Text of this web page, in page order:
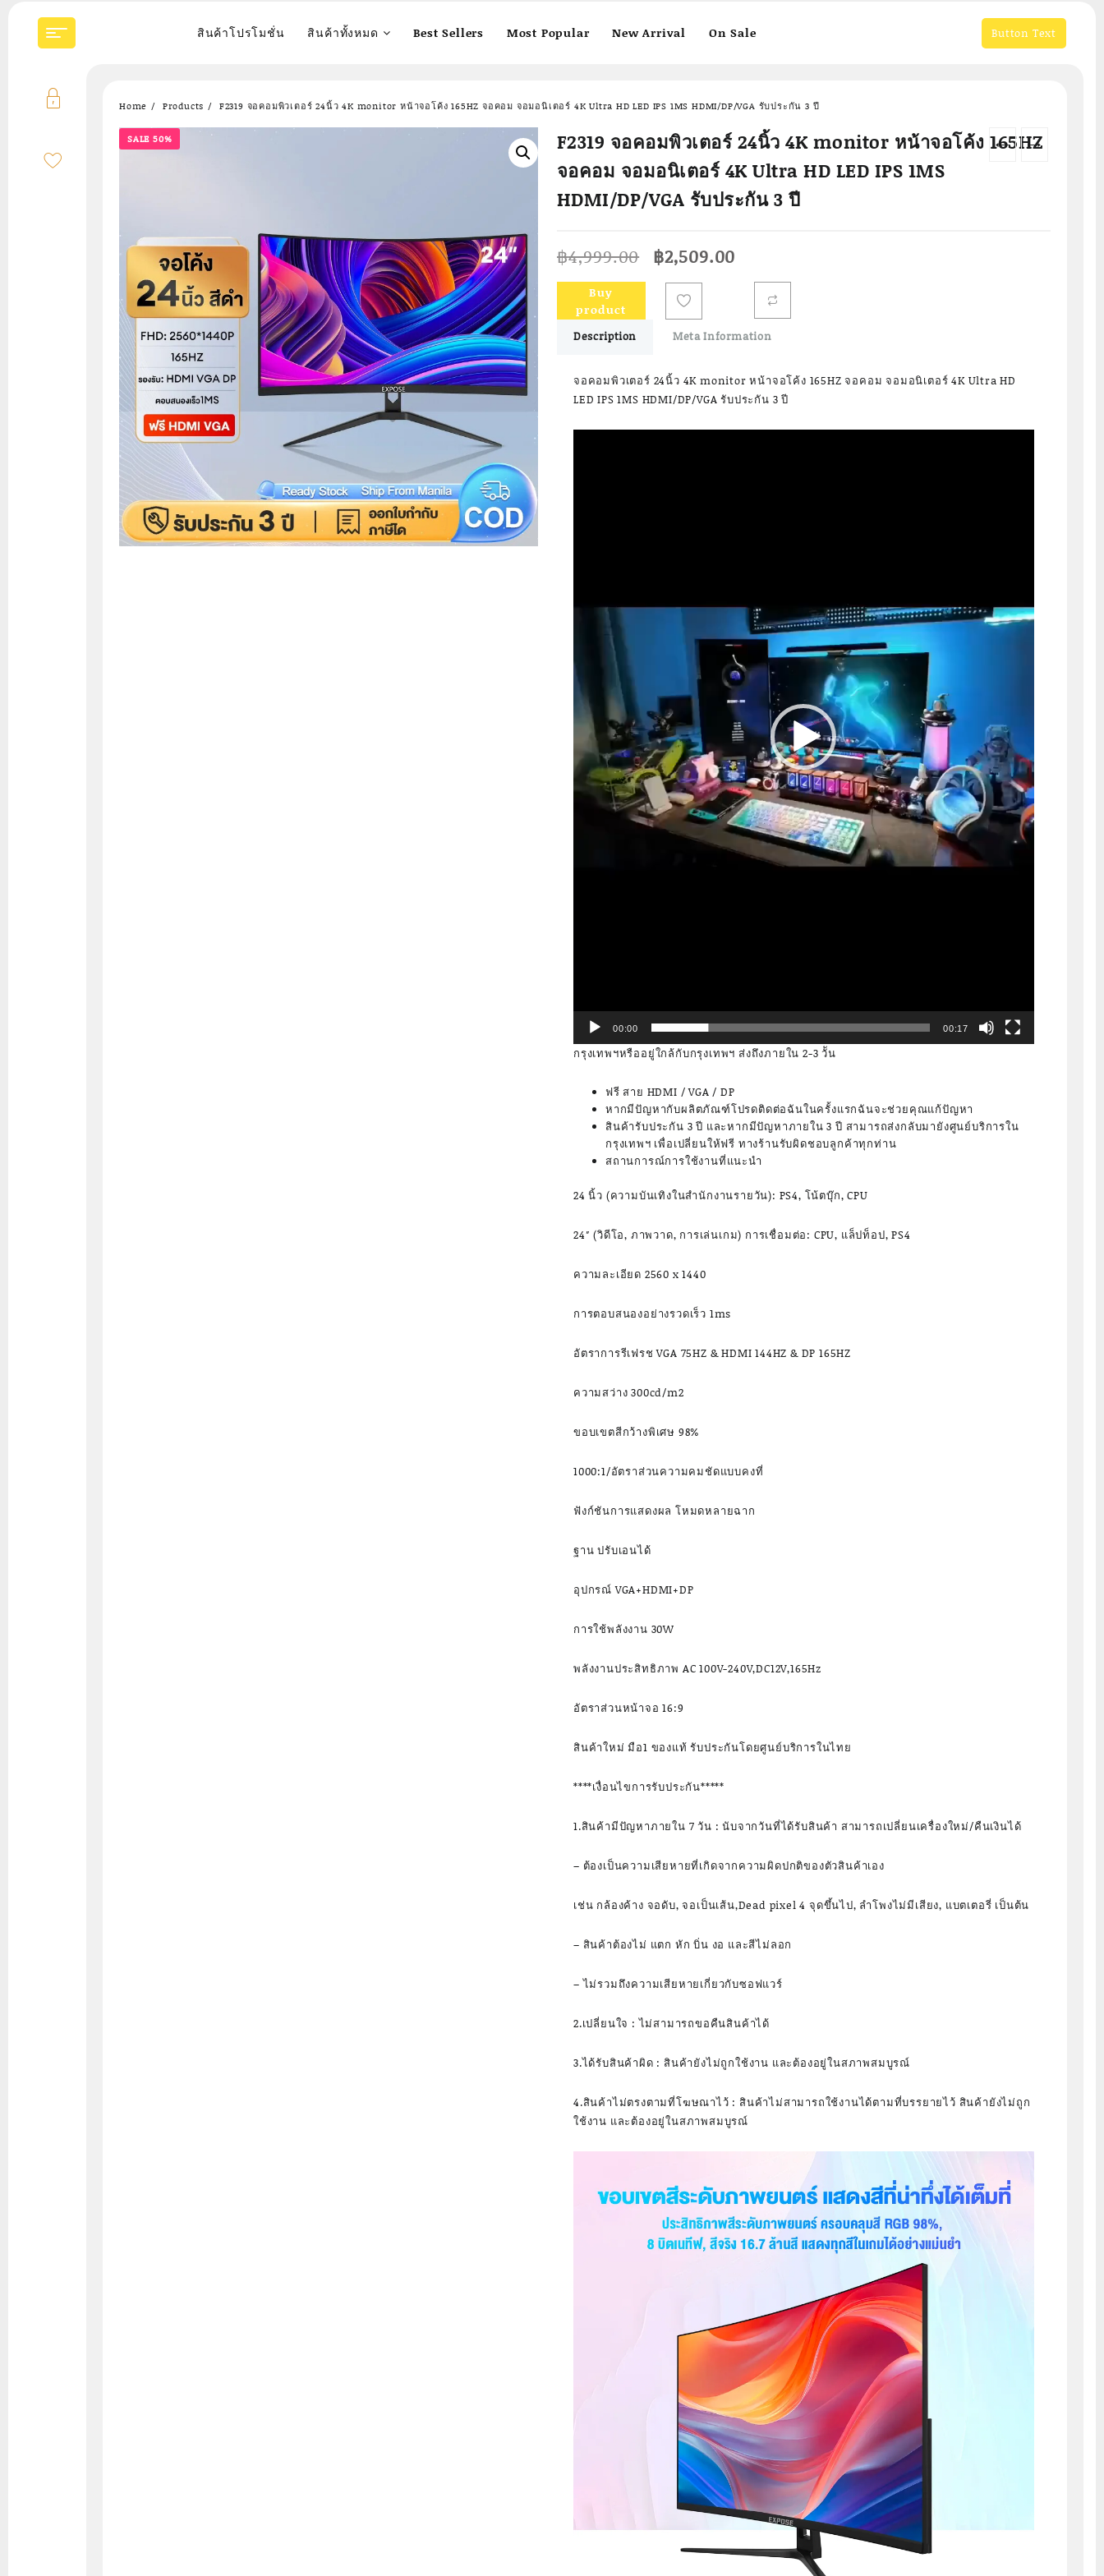
content
สินค้าโปรโมชั่น สินค้าทั้งหมด Best Sellers Most Popular New Arrival On Sale Button Text
Home Products F2319 จอคอมพิวเตอร์ 24นิ้ว 4K monitor หน้าจอโค้ง 165HZ จอคอม จอมอนิเตอร์ 4K Ultra HD LED IPS 1MS HDMI/DP/VGA รับประกัน 3 ปี
SALE 50% ← →
F2319 จอคอมพิวเตอร์ 24นิ้ว 4K monitor หน้าจอโค้ง 165HZ
จอคอม จอมอนิเตอร์ 4K Ultra HD LED IPS 1MS
HDMI/DP/VGA รับประกัน 3 ปี
฿4,999.00 Original
price
was:
฿4,999.00.
฿2,509.00
is:
฿2,509.00.
Buy
product
Description Meta Information
จอคอมพิวเตอร์ 24นิ้ว 4K monitor หน้าจอโค้ง 165HZ จอคอม จอมอนิเตอร์ 4K Ultra HD
LED IPS 1MS HDMI/DP/VGA รับประกัน 3 ปี
00:00 00:17
กรุงเทพฯหรืออยู่ใกล้กับกรุงเทพฯ ส่งถึงภายใน 2-3 วััน
ฟรี สาย HDMI / VGA / DP
หากมีปัญหากับผลิตภัณฑ์โปรดติดต่อฉันในครั้งแรกฉันจะช่วยคุณแก้ปัญหา
สินค้ารับประกัน 3 ปี และหากมีปัญหาภายใน 3 ปี สามารถส่งกลับมายังศูนย์บริการใน
กรุงเทพฯ เพื่อเปลี่ยนให้ฟรี ทางร้านรับผิดชอบลูกค้าทุกท่าน
สถานการณ์การใช้งานที่แนะนำ
24 นิ้ว (ความบันเทิงในสำนักงานรายวัน): PS4, โน้ตบุ๊ก, CPU
24″ (วิดีโอ, ภาพวาด, การเล่นเกม) การเชื่อมต่อ: CPU, แล็ปท็อป, PS4
ความละเอียด 2560 x 1440
การตอบสนองอย่างรวดเร็ว 1ms
อัตราการรีเฟรช VGA 75HZ & HDMI 144HZ & DP 165HZ
ความสว่าง 300cd/m2
ขอบเขตสีกว้างพิเศษ 98%
1000:1/อัตราส่วนความคมชัดแบบคงที่
ฟังก์ชันการแสดงผล โหมดหลายฉาก
ฐาน ปรับเอนได้
อุปกรณ์ VGA+HDMI+DP
การใช้พลังงาน 30W
พลังงานประสิทธิภาพ AC 100V-240V,DC12V,165Hz
อัตราส่วนหน้าจอ 16:9
สินค้าใหม่ มือ1 ของแท้ รับประกันโดยศูนย์บริการในไทย
****เงื่อนไขการรับประกัน*****
1.สินค้ามีปัญหาภายใน 7 วัน : นับจากวันที่ได้รับสินค้า สามารถเปลี่ยนเครื่องใหม่/คืนเงินได้
– ต้องเป็นความเสียหายที่เกิดจากความผิดปกติของตัวสินค้าเอง
เช่น กล้องค้าง จอดับ, จอเป็นเส้น,Dead pixel 4 จุดขึ้นไป, ลำโพงไม่มีเสียง, แบตเตอรี่ เป็นต้น
– สินค้าต้องไม่ แตก หัก บิ่น งอ และสีไม่ลอก
– ไม่รวมถึงความเสียหายเกี่ยวกับซอฟแวร์
2.เปลี่ยนใจ : ไม่สามารถขอคืนสินค้าได้
3.ได้รับสินค้าผิด : สินค้ายังไม่ถูกใช้งาน และต้องอยู่ในสภาพสมบูรณ์
4.สินค้าไม่ตรงตามที่โฆษณาไว้ : สินค้าไม่สามารถใช้งานได้ตามที่บรรยายไว้ สินค้ายังไม่ถูก
ใช้งาน และต้องอยู่ในสภาพสมบูรณ์